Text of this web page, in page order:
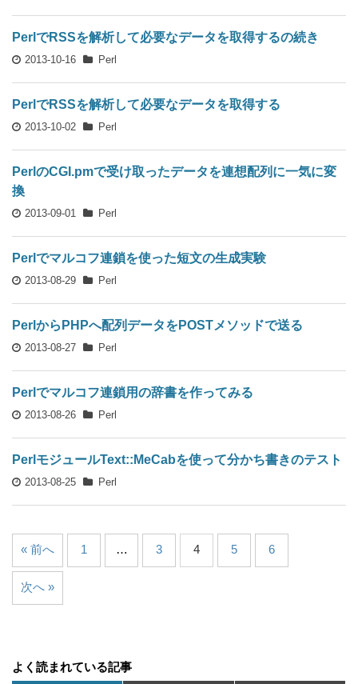
PerlでRSSを解析して必要なデータを取得するの続き
2013-10-16 Perl
PerlでRSSを解析して必要なデータを取得する
2013-10-02 Perl
PerlのCGI.pmで受け取ったデータを連想配列に一気に変
換
2013-09-01 Perl
Perlでマルコフ連鎖を使った短文の生成実験
2013-08-29 Perl
PerlからPHPへ配列データをPOSTメソッドで送る
2013-08-27 Perl
Perlでマルコフ連鎖用の辞書を作ってみる
2013-08-26 Perl
PerlモジュールText::MeCabを使って分かち書きのテスト
2013-08-25 Perl
« 前へ 1 … 3 4 5 6
次へ »
よく読まれている記事